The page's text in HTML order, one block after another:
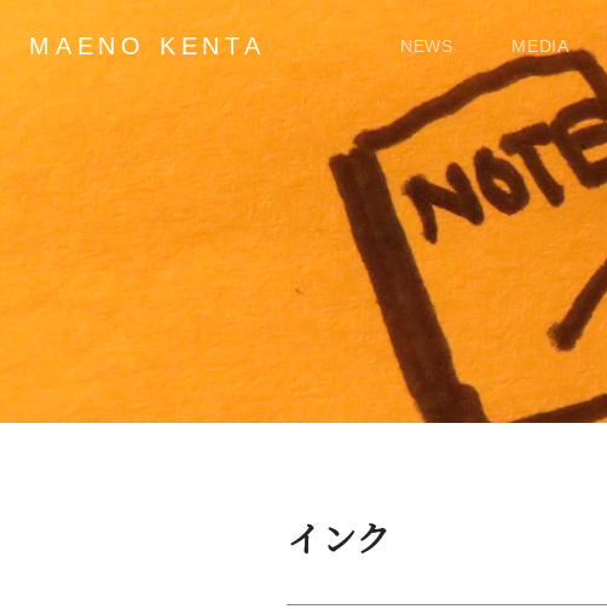
Main Navigation
MAENO KENTA NEWS MEDIA
インク